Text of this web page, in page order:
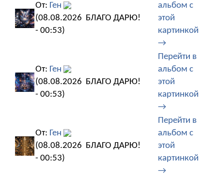
От: Ген
(08.08.2026
- 00:53)
БЛАГО ДАРЮ!
альбом с
этой
картинкой
→
От: Ген
(08.08.2026
- 00:53)
БЛАГО ДАРЮ!
Перейти в
альбом с
этой
картинкой
→
От: Ген
(08.08.2026
- 00:53)
БЛАГО ДАРЮ!
Перейти в
альбом с
этой
картинкой
→